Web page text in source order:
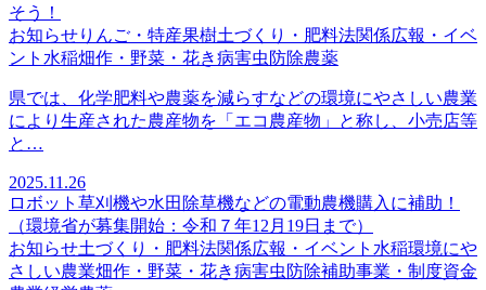
そう！
お知らせりんご・特産果樹土づくり・肥料法関係広報・イベ
ント 水稲畑作・野菜・花き病害虫防除農薬
県では、化学肥料や農薬を減らすなどの環境にやさしい農業
により生産された農産物を「エコ農産物」と称し、小売店等
と…
2025.11.26
ロボット草刈機や水田除草機などの電動農機購入に補助！
（環境省が募集開始：令和７年12月19日まで）
お知らせ土づくり・肥料法関係広報・イベント 水稲環境にや
さしい農業畑作・野菜・花き病害虫防除補助事業・制度資金